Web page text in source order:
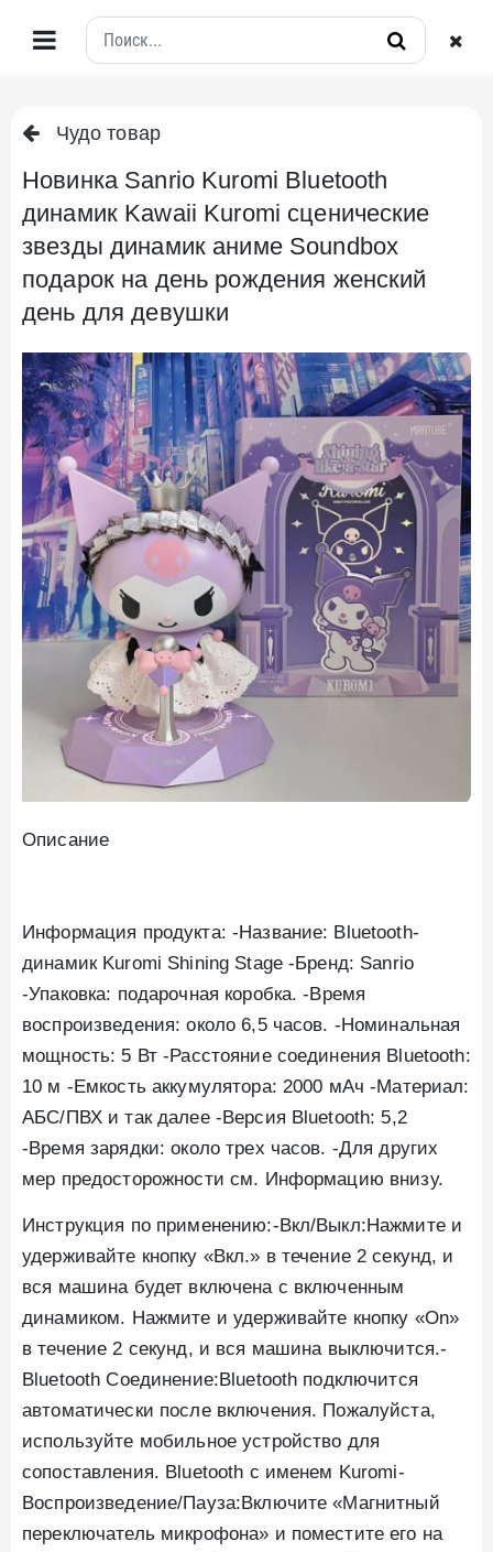
Чудо товар
Новинка Sanrio Kuromi Bluetooth
динамик Kawaii Kuromi сценические
звезды динамик аниме Soundbox
подарок на день рождения женский
день для девушки
Описание
Информация продукта: -Название: Bluetooth-
динамик Kuromi Shining Stage -Бренд: Sanrio
-Упаковка: подарочная коробка. -Время
воспроизведения: около 6,5 часов. -Номинальная
мощность: 5 Вт -Расстояние соединения Bluetooth:
10 м -Емкость аккумулятора: 2000 мАч -Материал:
АБС/ПВХ и так далее -Версия Bluetooth: 5,2
-Время зарядки: около трех часов. -Для других
мер предосторожности см. Информацию внизу.
Инструкция по применению:-Вкл/Выкл:Нажмите и
удерживайте кнопку «Вкл.» в течение 2 секунд, и
вся машина будет включена с включенным
динамиком. Нажмите и удерживайте кнопку «On»
в течение 2 секунд, и вся машина выключится.-
Bluetooth Соединение:Bluetooth подключится
автоматически после включения. Пожалуйста,
используйте мобильное устройство для
сопоставления. Bluetooth с именем Kuromi-
Воспроизведение/Пауза:Включите «Магнитный
переключатель микрофона» и поместите его на